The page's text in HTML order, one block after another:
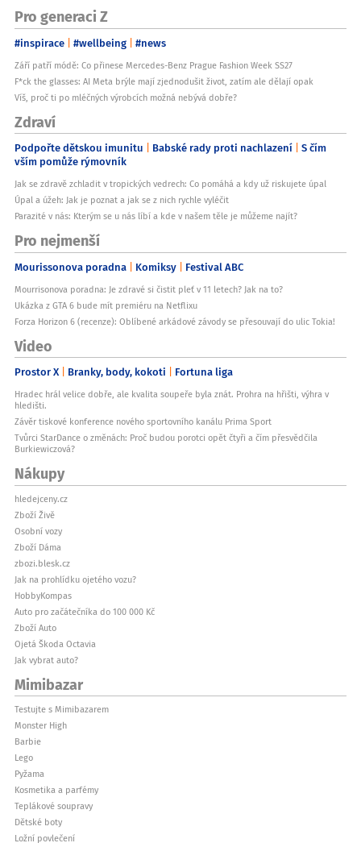
Pro generaci Z
#inspirace #wellbeing #news
Září patří módě: Co přinese Mercedes-Benz Prague Fashion Week SS27
F*ck the glasses: AI Meta brýle mají zjednodušit život, zatím ale dělají opak
Víš, proč ti po mléčných výrobcích možná nebývá dobře?
Zdraví
Podpořte dětskou imunitu Babské rady proti nachlazení S čím
vším pomůže rýmovník
Jak se zdravě zchladit v tropických vedrech: Co pomáhá a kdy už riskujete úpal
Úpal a úžeh: Jak je poznat a jak se z nich rychle vyléčit
Parazité v nás: Kterým se u nás líbí a kde v našem těle je můžeme najít?
Pro nejmenší
Mourissonova poradna Komiksy Festival ABC
Mourrisonova poradna: Je zdravé si čistit pleť v 11 letech? Jak na to?
Ukázka z GTA 6 bude mít premiéru na Netflixu
Forza Horizon 6 (recenze): Oblíbené arkádové závody se přesouvají do ulic Tokia!
Video
Prostor X Branky, body, kokoti Fortuna liga
Hradec hrál velice dobře, ale kvalita soupeře byla znát. Prohra na hřišti, výhra v
hledišti.
Závěr tiskové konference nového sportovního kanálu Prima Sport
Tvůrci StarDance o změnách: Proč budou porotci opět čtyři a čím přesvědčila
Burkiewiczová?
Nákupy
hledejceny.cz
Zboží Živě
Osobní vozy
Zboží Dáma
zbozi.blesk.cz
Jak na prohlídku ojetého vozu?
HobbyKompas
Auto pro začátečníka do 100 000 Kč
Zboží Auto
Ojetá Škoda Octavia
Jak vybrat auto?
Mimibazar
Testujte s Mimibazarem
Monster High
Barbie
Lego
Pyžama
Kosmetika a parfémy
Teplákové soupravy
Dětské boty
Ložní povlečení